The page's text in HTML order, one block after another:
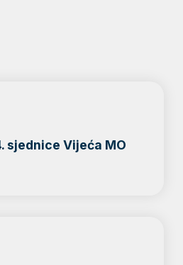
sjednice Vijeća MO